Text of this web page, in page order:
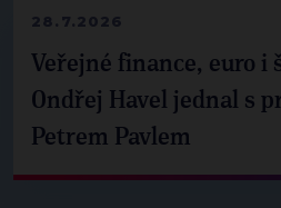
28.7.2026
Veřejné finance, euro i
Ondřej Havel jednal s
Petrem Pavlem